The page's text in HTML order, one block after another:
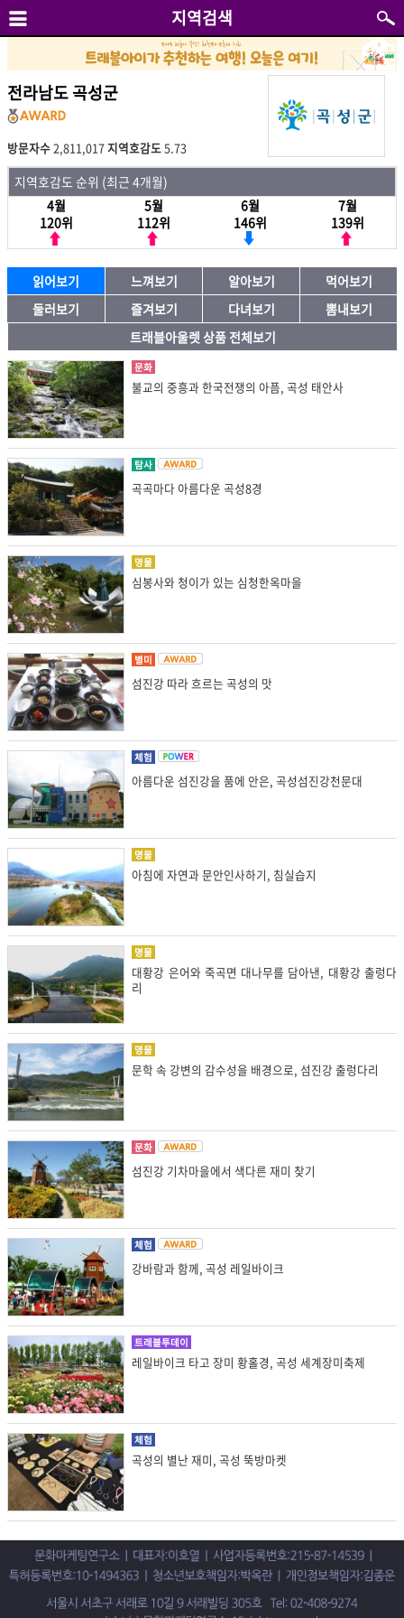
지역검색
전라남도 곡성군
방문자수2,811,017지역호감도 5.73
지역호감도 순위 (최근 4개월)
4월
120위
5월
112위
6월
146위
7월
139위
읽어보기 느껴보기 알아보기
먹어보기
둘러보기
즐겨보기 다녀보기
뽐내보기
트래블아울렛 상품 전체보기
문화
불교의 중흥과 한국전쟁의 아픔, 곡성 태안사
탐사
곡곡마다 아름다운 곡성8경
명물
심봉사와 청이가 있는 심청한옥마을
별미
섬진강 따라 흐르는 곡성의 맛
체험
아름다운 섬진강을 품에 안은, 곡성섬진강천문대
명물
아침에 자연과 문안인사하기, 침실습지
명물
대황강 은어와 죽곡면 대나무를 담아낸, 대황강 출렁다
리
명물
문학 속 강변의 감수성을 배경으로, 섬진강 출렁다리
문화
섬진강 기차마을에서 색다른 재미 찾기
체험
강바람과 함께, 곡성 레일바이크
트래블투데이
레일바이크 타고 장미 황홀경, 곡성 세계장미축제
체험
곡성의 별난 재미, 곡성 뚝방마켓